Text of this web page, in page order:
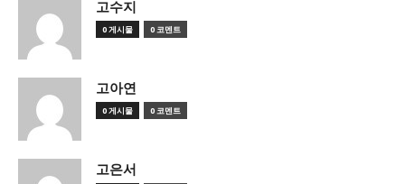
고수지
0 게시물 0 코멘트
고아연
0 게시물 0 코멘트
고은서